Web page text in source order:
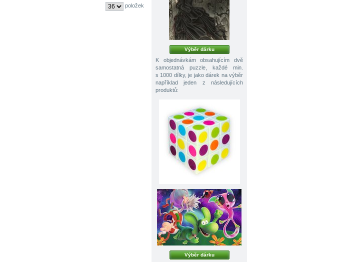
položek
Výběr dárku
K objednávkám obsahujícím dvě
samostatná puzzle, každé min.
s 1000 dílky, je jako dárek na výběr
například jeden z následujících
produktů:
Výběr dárku